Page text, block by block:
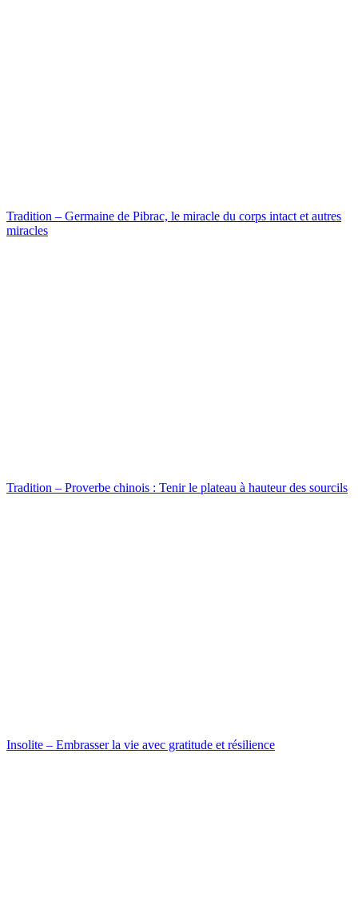
Tradition – Germaine de Pibrac, le miracle du corps intact et autres
miracles
Tradition – Proverbe chinois : Tenir le plateau à hauteur des sourcils
Insolite – Embrasser la vie avec gratitude et résilience